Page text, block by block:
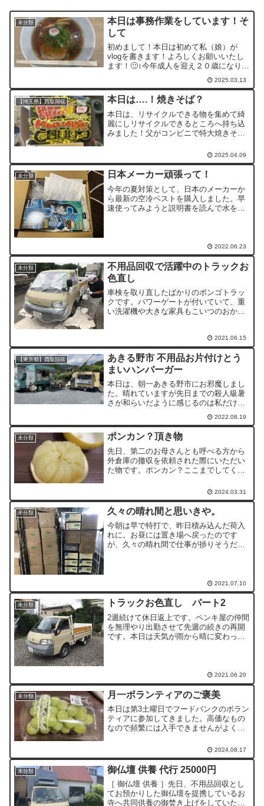
未分類
本日は事務作業をしています！そ
して
初めまして！本日は初めて私（娘）が
vlogを書きます！よろしくお願いいたし
ます！🙂‍↕️今年成人を迎え２０歳になりま
した。今までは地域の方々に支えてもら
ってばかりでしたが、これからは少しで
も私が地域の方々のお力になれるよう、
今年からグッドフ...
2025.03.13
【埼玉県】買取回収 本日は….！焼きそば？
本日は、リサイクルできる物を集めて綺
麗にしリサイクルできるところへ持ち込
みました！父がコンビニで特大焼きそば
言ってきたので載せてみました（笑）私
たちは " ゴミを出さずにできるだけリサ
イクルリユースをする...
2025.04.09
未分類 日本メーカー頑張って！
今年の夏対策として、日本のメーカーか
ら最新の空冷ベストを購入しました。早
速使ってみようと説明書を読んで水を注
2022.06.23
未分類
不用品回収で活躍中のトラックお
色直し
車検を取り直したばかりのボンゴトラッ
クです。パワーゲートが付いていて、重
い洗濯機や大きな家具もこいつのおかげ
うと錆部の処理をしたきりで、半年近く
ほったらかしにしていまし...
2021.06.15
【東京都】買取回収
あきる野市 不用品お片付けとう
まいハンバーガー
本日は、朝一あきる野市にお邪魔しまし
た。晴れていますが先日までの殺人級暑
さが和らいだように感じるのは私だけで
しょうか。13時ごろにトラック満載で帰
路につきました。そこで、昨年までお仕
事をいただきお世話になっていた知人
が、ケータリングを始めて...
2022.08.19
未分類 ポンカン？頂き物
先日、第二のお母さんとも呼べる方から
外倉庫の撤収を依頼された際にいただい
た物です。ポンカン？ここまでしてくれ
ました。まるまる2個ps ぶんたんである
とご指摘いただきました。ありがとうご
ざいます。
2024.03.31
未分類 久々の晴れ間と思いきや。
今朝は早で特打で、昨日積み込んだ荷入
れに。お昼には置き場へ戻ったのです
が、久々の晴れ間で仕事が捗りそうだと
しようと、整理をしていざ積... 2021.07.10
未分類 トラックお色直し パート2
2週続けて休日返上です。ペンキ屋の仲間
を無理やり出勤させて先週の続きの再開
です。本日は天気が雨から晴に変わった
2021.06.20
未分類 月一ボランティアのご褒美
本日は第3土曜日でフードバンクのボラン
ティアに参加してきました。高価なもの
なので頻繁には入手できませんがよく冷
中学生をはじめ多くの方々、暑いなかご
苦労様でした。買い物をした時今年初の
シャインマスカットを目...
2024.08.17
未分類 御仏壇 供養 代行 25000円
［ 御仏壇 供養 ］先日、不用品回収とし
てお預かりした御仏壇を提携しているお
寺へ共同供養の御焚き上げをしていただ